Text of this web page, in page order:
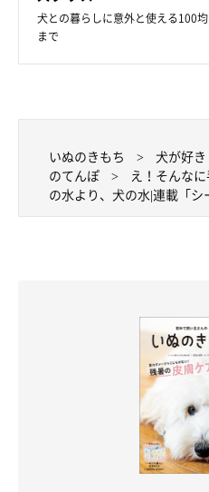
犬との暮らしに意外と使える100
まで
いぬのきもち 犬が好き
のてんぽ
え！そんな
の水より、犬の水|連載「